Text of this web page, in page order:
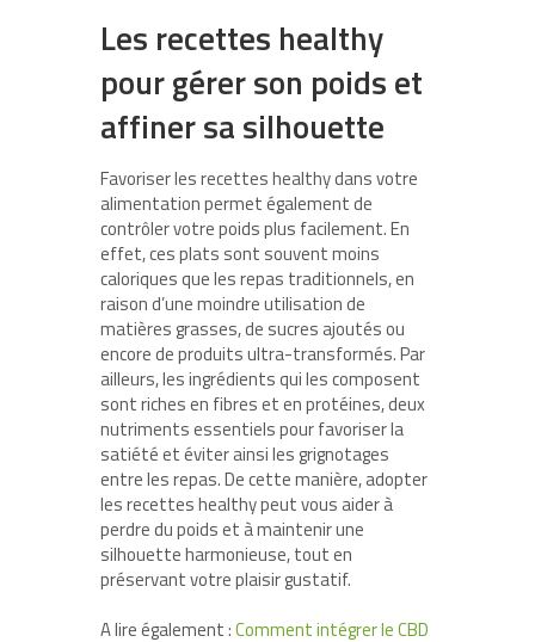
Les recettes healthy
pour gérer son poids et
affiner sa silhouette
Favoriser les recettes healthy dans votre
alimentation permet également de
contrôler votre poids plus facilement. En
effet, ces plats sont souvent moins
caloriques que les repas traditionnels, en
raison d’une moindre utilisation de
matières grasses, de sucres ajoutés ou
encore de produits ultra-transformés. Par
ailleurs, les ingrédients qui les composent
sont riches en fibres et en protéines, deux
nutriments essentiels pour favoriser la
satiété et éviter ainsi les grignotages
entre les repas. De cette manière, adopter
les recettes healthy peut vous aider à
perdre du poids et à maintenir une
silhouette harmonieuse, tout en
préservant votre plaisir gustatif.
A lire également :Comment intégrer le CBD